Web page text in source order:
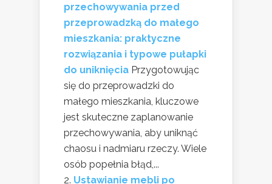
przechowywania przed
przeprowadzką do małego
mieszkania: praktyczne
rozwiązania i typowe pułapki
do uniknięcia Przygotowując
się do przeprowadzki do
małego mieszkania, kluczowe
jest skuteczne zaplanowanie
przechowywania, aby uniknąć
chaosu i nadmiaru rzeczy. Wiele
osób popełnia błąd,...
Ustawianie mebli po